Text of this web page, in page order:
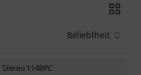
Beliebtheit
Stereo 114BPC